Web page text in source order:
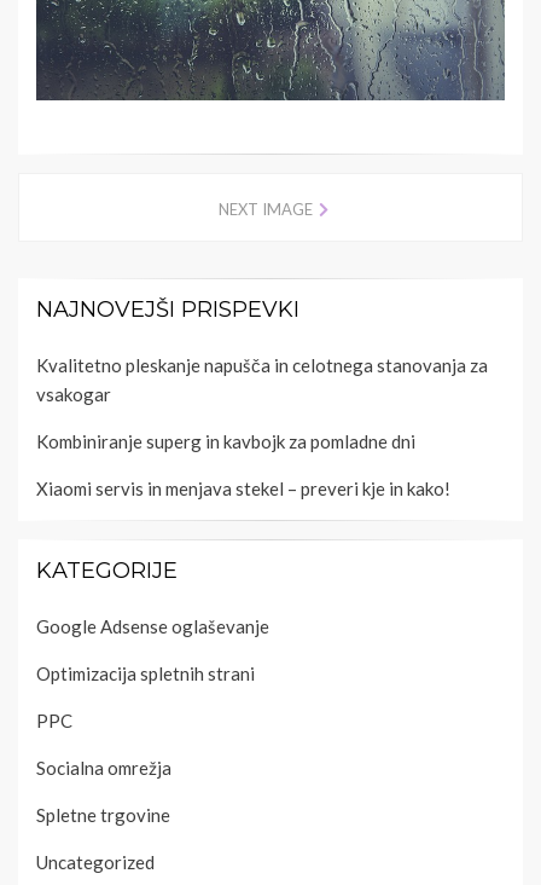
NEXT IMAGE
NAJNOVEJŠI PRISPEVKI
Kvalitetno pleskanje napušča in celotnega stanovanja za
vsakogar
Kombiniranje superg in kavbojk za pomladne dni
Xiaomi servis in menjava stekel – preveri kje in kako!
KATEGORIJE
Google Adsense oglaševanje
Optimizacija spletnih strani
PPC
Socialna omrežja
Spletne trgovine
Uncategorized